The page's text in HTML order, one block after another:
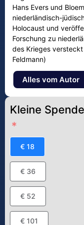
Hans Evers und
niederländisch-
Holocaust und
Forschung zu
des Krieges
Feldmann)
Alles vom Autor
Kleine
€ 18
€ 36
€ 52
€ 101